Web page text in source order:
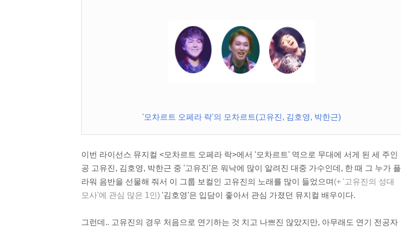
'모차르트 오페라 락'의 모차르트(고유진, 김호영, 박한근)
이번 라이선스 뮤지컬 <모차르트 오페라 락>에서 '모차르트' 역으로 무대에 서게 된 세 주인
공 고유진, 김호영, 박한근 중 '고유진'은 워낙에 많이 알려진 대중 가수인데, 한 때 그 누가 플
라워 음반을 선물해 줘서 이 그룹 보컬인 고유진의 노래를 많이 들었으며 (+ '고유진의 성대
모사'에 관심 많은 1인) '김호영'은 입담이 좋아서 관심 가졌던 뮤지컬 배우이다.
그런데.. 고유진의 경우 처음으로 연기하는 것 치고 나쁘진 않았지만, 아무래도 연기 전공자